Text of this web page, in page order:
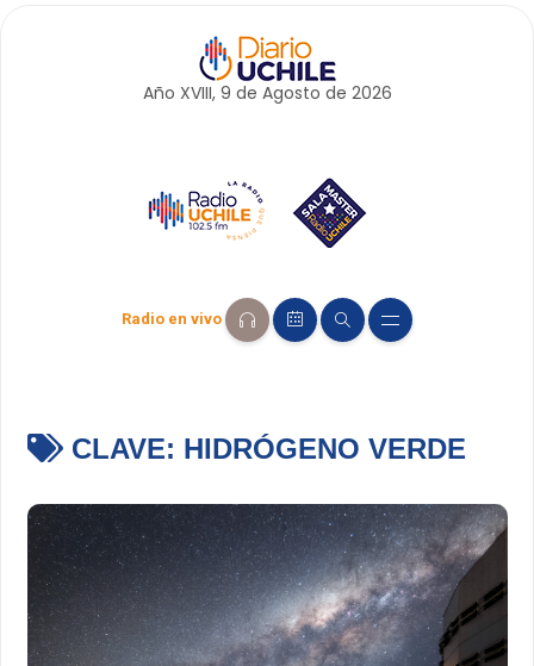
Año XVIII, 9 de Agosto de 2026
Radio en vivo
CLAVE: HIDRÓGENO VERDE